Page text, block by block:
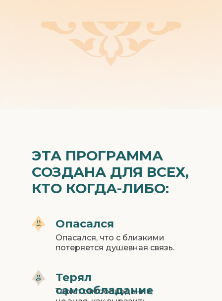
Терял самообладание,
Терял
самообладание
Опасался
Опасался, что с близкими
потеряется душевная связь.
ЭТА ПРОГРАММА
СОЗДАНА ДЛЯ ВСЕХ,
КТО КОГДА-ЛИБО: